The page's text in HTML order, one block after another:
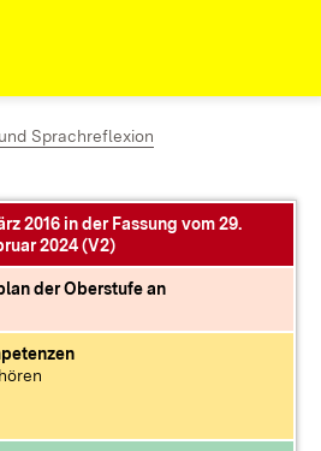
Sprachreflexion
2016 in der Fassung vom 29.
2024 (V2)
der Oberstufe an